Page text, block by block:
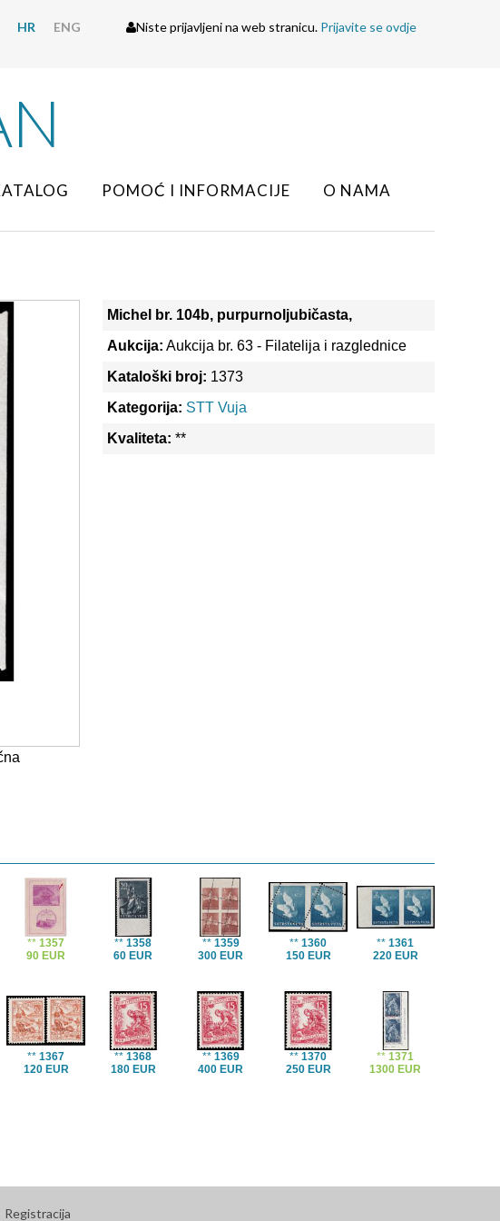
HR ENG Niste prijavljeni na web stranicu. Prijavite se ovdje
POMOĆ I INFORMACIJE
O NAMA
Michel br. 104b, purpurnoljubičasta,
Aukcija: Aukcija br. 63 - Filatelija i razglednice
Kataloški broj: 1373
Kategorija: STT Vuja
Kvaliteta: **
**1357
90 EUR
**1358
60 EUR
** 1359
300 EUR
**1360
150 EUR
**1361
220 EUR
**1367
120 EUR
**1368
180 EUR
** 1369
400 EUR
**1370
250 EUR
**1371
1300 EUR
Registracija